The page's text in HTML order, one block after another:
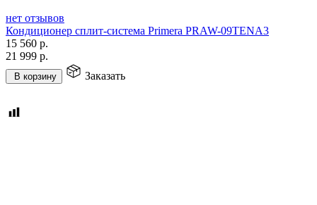
нет отзывов
Кондиционер сплит-система Primera PRAW-09TENA3
15 560 р.
21 999 р.
В корзину Заказать